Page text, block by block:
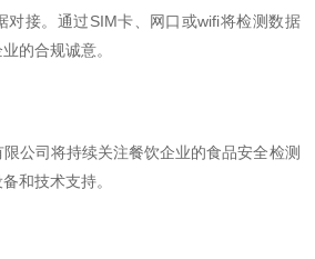
对接。通过SIM卡、网口或wifi将检测数据
的合规诚意。
公司将持续关注餐饮企业的食品安全检测
和技术支持。